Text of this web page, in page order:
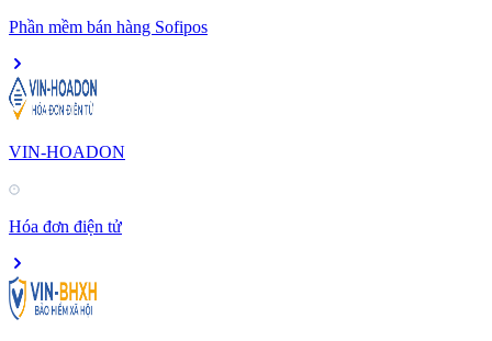
Phần mềm bán hàng Sofipos
VIN-HOADON
Hóa đơn điện tử